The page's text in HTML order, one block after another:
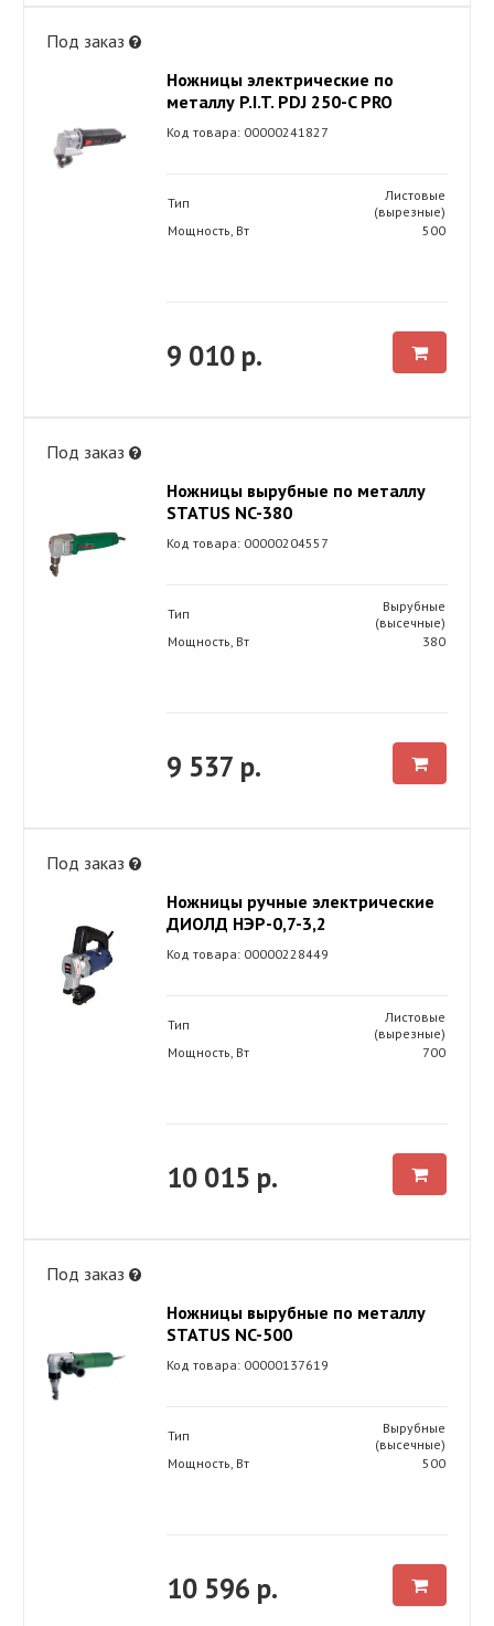
Под заказ
Ножницы электрические по
металлу P.I.T. PDJ 250-C PRO
Код товара: 00000241827
Тип
Листовые
(вырезные)
Мощность, Вт
500
9 010 р.
Под заказ
Ножницы вырубные по металлу
STATUS NC-380
Код товара: 00000204557
Тип
Вырубные
(высечные)
Мощность, Вт
380
9 537 р.
Под заказ
Ножницы ручные электрические
ДИОЛД НЭР-0,7-3,2
Код товара: 00000228449
Тип
Листовые
(вырезные)
Мощность, Вт
700
10 015 р.
Под заказ
Ножницы вырубные по металлу
STATUS NC-500
Код товара: 00000137619
Тип
Вырубные
(высечные)
Мощность, Вт
500
10 596 р.